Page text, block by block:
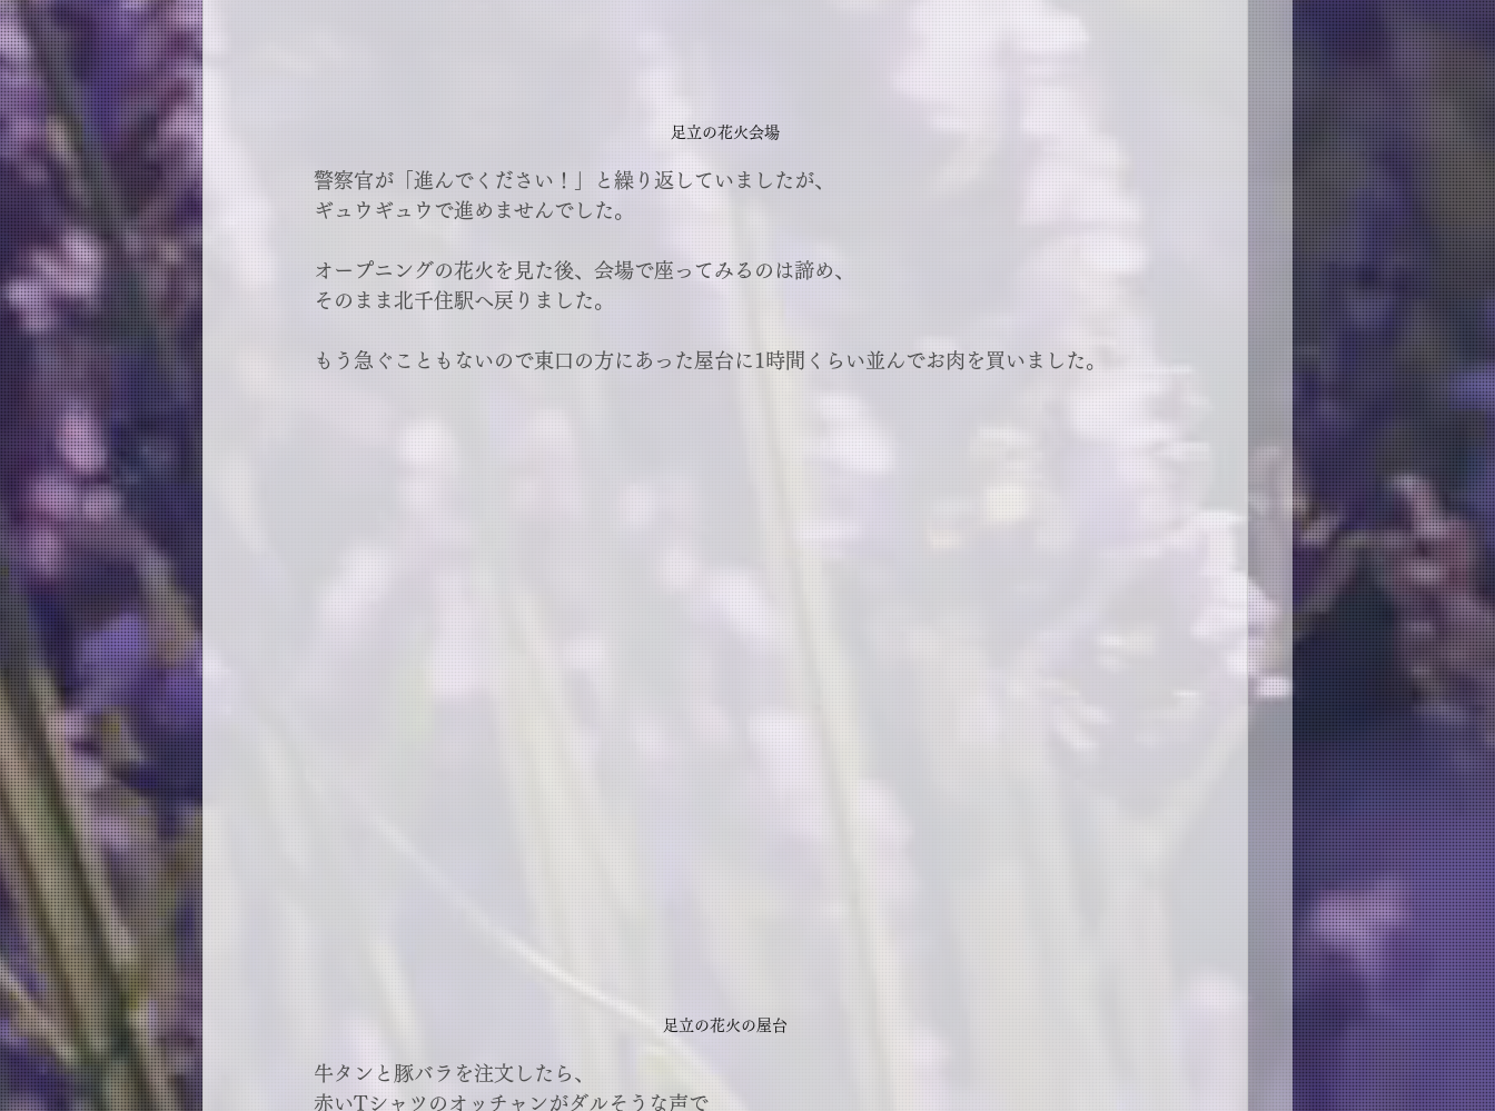
足立の花火会場
警察官が「進んでください！」と繰り返していましたが、
ギュウギュウで進めませんでした。
オープニングの花火を見た後、会場で座ってみるのは諦め、
そのまま北千住駅へ戻りました。
もう急ぐこともないので東口の方にあった屋台に1時間くらい並んでお肉を買いました。
足立の花火の屋台
牛タンと豚バラを注文したら、
赤いTシャツのオッチャンがダルそうな声で